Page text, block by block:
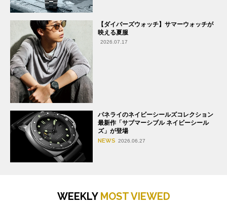
【ダイバーズウォッチ】サマーウォッチが
映える夏服
2026.07.17
パネライのネイビーシールズコレクション
最新作「サブマーシブル ネイビーシール
ズ」が登場
NEWS 2026.06.27
WEEKLY MOST VIEWED